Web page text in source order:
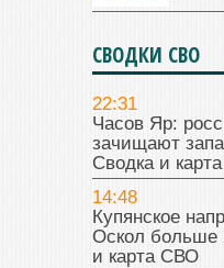
СВОДКИ СВО
22:31
Часов Яр:
зачищают
Сводка и
14:48
Купянское
Оскол больше
и карта СВО